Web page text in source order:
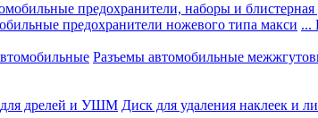
предохранители, наборы и блистерная
предохранители ножевого типа макси ...
Разъемы автомобильные
дрелей и УШМ Диск для удаления наклеек и